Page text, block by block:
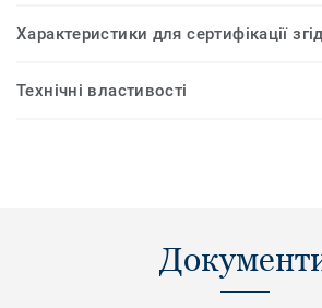
Характеристики для сертифікації
Технічні властивості